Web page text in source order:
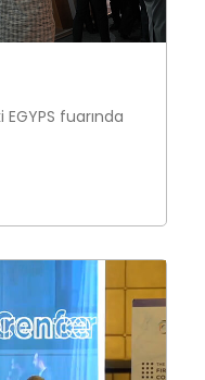
EGYPS fuarında